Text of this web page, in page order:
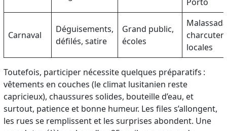
Carnaval
Déguisements,
défilés, satire
Grand public,
écoles
locales
Toutefois, participer nécessite quelques préparatifs :
vêtements en couches (le climat lusitanien reste
capricieux), chaussures solides, bouteille d’eau, et
surtout, patience et bonne humeur. Les files s’allongent,
les rues se remplissent et les surprises abondent. Une